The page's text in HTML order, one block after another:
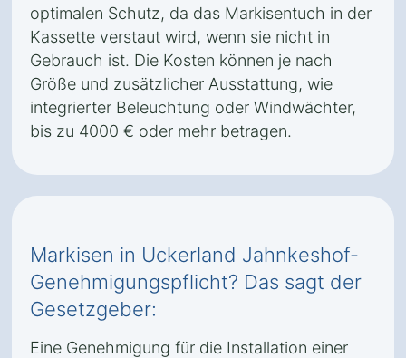
optimalen Schutz, da das Markisentuch in der
Kassette verstaut wird, wenn sie nicht in
Gebrauch ist. Die Kosten können je nach
Größe und zusätzlicher Ausstattung, wie
integrierter Beleuchtung oder Windwächter,
bis zu 4000 € oder mehr betragen.
Markisen in Uckerland Jahnkeshof-
Genehmigungspflicht? Das sagt der
Gesetzgeber:
Eine Genehmigung für die Installation einer